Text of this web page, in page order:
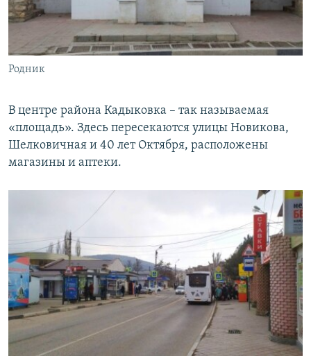
Родник
В центре района Кадыковка – так называемая
«площадь». Здесь пересекаются улицы Новикова,
Шелковичная и 40 лет Октября, расположены
магазины и аптеки.